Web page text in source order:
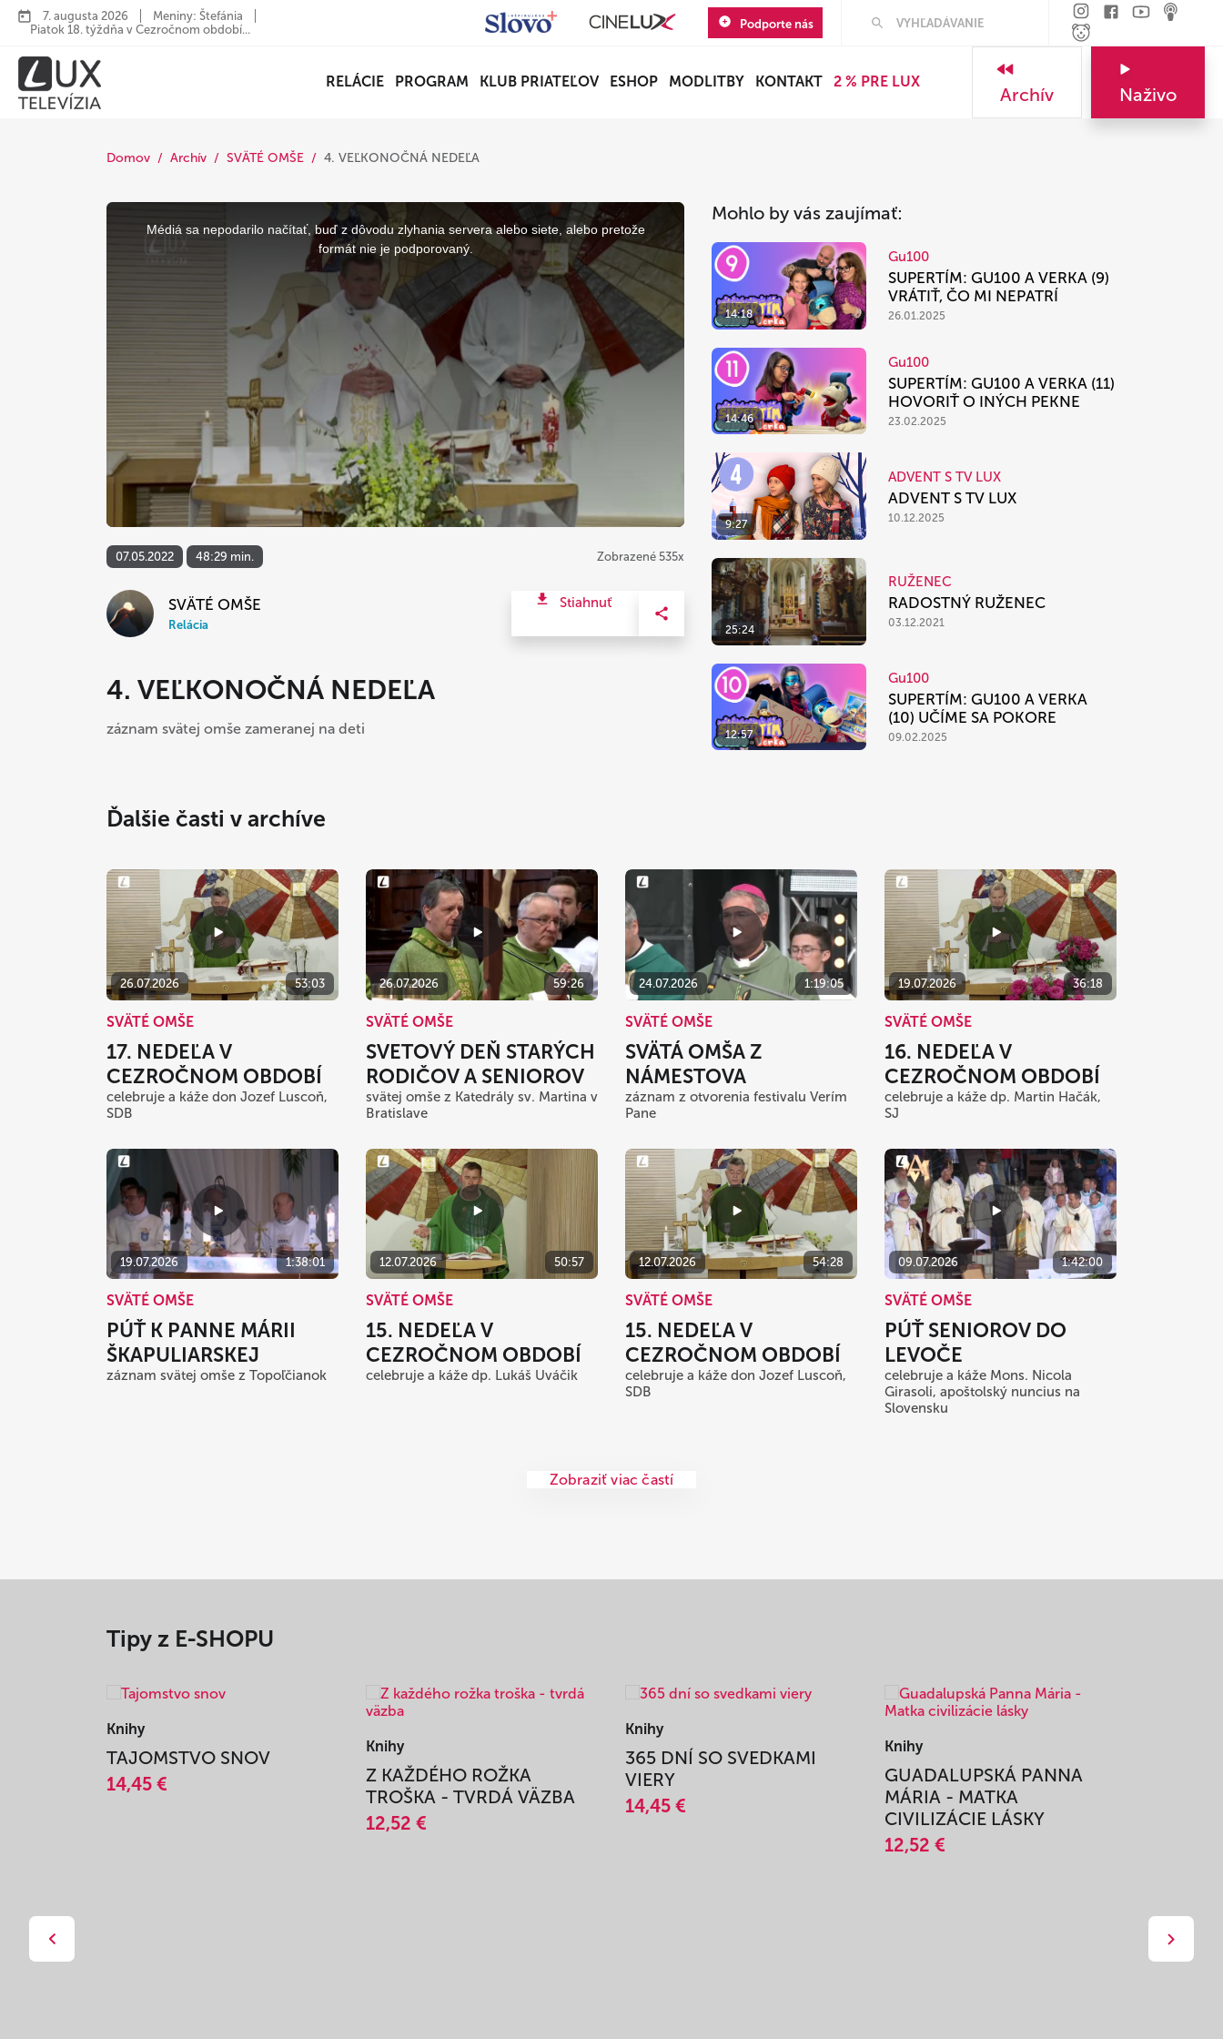
7. augusta 2026
Meniny: Štefánia
Piatok 18. týždňa v Cezročnom období...
Podporte nás
RELÁCIE PROGRAM KLUB PRIATEĽOV ESHOP MODLITBY KONTAKT 2 % PRE LUX
Archív Naživo
Domov Archív SVÄTÉ OMŠE 4. VEĽKONOČNÁ NEDEĽA
This
Médiá sa nepodarilo načítať, buď z dôvodu zlyhania servera alebo siete, alebo pretože
formát nie je podporovaný.
07.05.2022 48:29 min. Zobrazené 535x
SVÄTÉ OMŠE
Relácia
Stiahnuť
4. VEĽKONOČNÁ NEDEĽA
záznam svätej omše zameranej na deti
Mohlo by vás zaujímať:
14:18
Gu100
SUPERTÍM: GU100 A VERKA (9)
VRÁTIŤ, ČO MI NEPATRÍ
26.01.2025
14:46
Gu100
SUPERTÍM: GU100 A VERKA (11)
HOVORIŤ O INÝCH PEKNE
23.02.2025
9:27
ADVENT S TV LUX
ADVENT S TV LUX
10.12.2025
25:24
RUŽENEC
RADOSTNÝ RUŽENEC
03.12.2021
12:57
Gu100
SUPERTÍM: GU100 A VERKA
(10) UČÍME SA POKORE
09.02.2025
Ďalšie časti v archíve
26.07.2026 53:03
SVÄTÉ OMŠE
17. NEDEĽA V
CEZROČNOM OBDOBÍ
celebruje a káže don Jozef Luscoň,
SDB
26.07.2026 59:26
SVÄTÉ OMŠE
SVETOVÝ DEŇ STARÝCH
RODIČOV A SENIOROV
svätej omše z Katedrály sv. Martina v
Bratislave
24.07.2026 1:19:05
SVÄTÉ OMŠE
SVÄTÁ OMŠA Z
NÁMESTOVA
záznam z otvorenia festivalu Verím
Pane
19.07.2026 36:18
SVÄTÉ OMŠE
16. NEDEĽA V
CEZROČNOM OBDOBÍ
celebruje a káže dp. Martin Hačák,
SJ
19.07.2026 1:38:01
SVÄTÉ OMŠE
PÚŤ K PANNE MÁRII
ŠKAPULIARSKEJ
záznam svätej omše z Topoľčianok
12.07.2026 50:57
SVÄTÉ OMŠE
15. NEDEĽA V
CEZROČNOM OBDOBÍ
celebruje a káže dp. Lukáš Uváčik
12.07.2026 54:28
SVÄTÉ OMŠE
15. NEDEĽA V
CEZROČNOM OBDOBÍ
celebruje a káže don Jozef Luscoň,
SDB
09.07.2026 1:42:00
SVÄTÉ OMŠE
PÚŤ SENIOROV DO
LEVOČE
celebruje a káže Mons. Nicola
Girasoli, apoštolský nuncius na
Slovensku
Zobraziť viac častí
Tipy z E-SHOPU
Knihy
TAJOMSTVO SNOV
14,45 €
Knihy
Z KAŽDÉHO ROŽKA
TROŠKA - TVRDÁ VÄZBA
12,52 €
Knihy
365 DNÍ SO SVEDKAMI
VIERY
14,45 €
Knihy
GUADALUPSKÁ PANNA
MÁRIA - MATKA
CIVILIZÁCIE LÁSKY
12,52 €